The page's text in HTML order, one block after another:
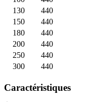
130
440
150
440
180
440
200
440
250
440
300
440
Caractéristiques